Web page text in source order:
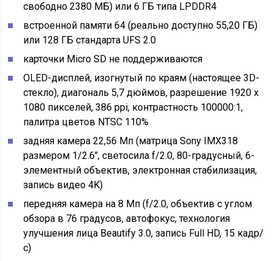
свободно 2380 МБ) или 6 ГБ типа LPDDR4
встроенной памяти 64 (реально доступно 55,20 ГБ)
или 128 ГБ стандарта UFS 2.0
карточки Micro SD не поддерживаются
OLED-дисплей, изогнутый по краям (настоящее 3D-
стекло), диагональ 5,7 дюймов, разрешение 1920 x
1080 пикселей, 386 ppi, контрастность 100000:1,
палитра цветов NTSC 110%
задняя камера 22,56 Мп (матрица Sony IMX318
размером 1/2.6’’, светосила f/2.0, 80-градусный, 6-
элементный объектив, электронная стабилизация,
запись видео 4K)
передняя камера на 8 Мп (f/2.0, объектив с углом
обзора в 76 градусов, автофокус, технология
улучшения лица Beautify 3.0, запись Full HD, 15 кадр/
с)